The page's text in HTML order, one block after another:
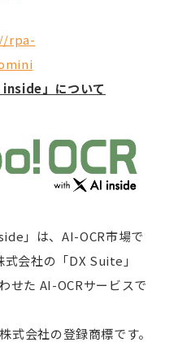
rpa-
」について
」は、AI-OCR市場で
会社の「DX Suite」
せた AI-OCRサービスで
会社の登録商標です。